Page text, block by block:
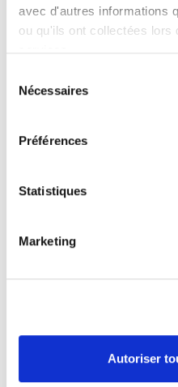
avec d'autres informations
ou qu'ils ont collectées lors
Nécessaires
Préférences
Statistiques
Marketing
Autoriser
Tour de ceinture

sur une sélection de
SERVICE CLIENT
09h-17h (Lundi-Jeudi)